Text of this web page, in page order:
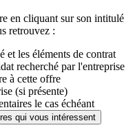
en cliquant sur son intitulé
retrouvez :
et les éléments de contrat
recherché par l'entreprise
à cette offre
(si présente)
le cas échéant
qui vous intéressent